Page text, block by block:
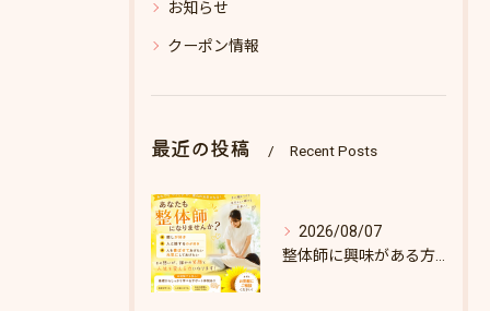
お知らせ
クーポン情報
最近の投稿 Recent Posts
2026/08/07